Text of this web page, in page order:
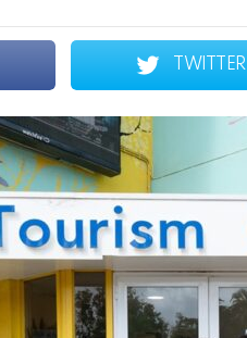
TWITTER